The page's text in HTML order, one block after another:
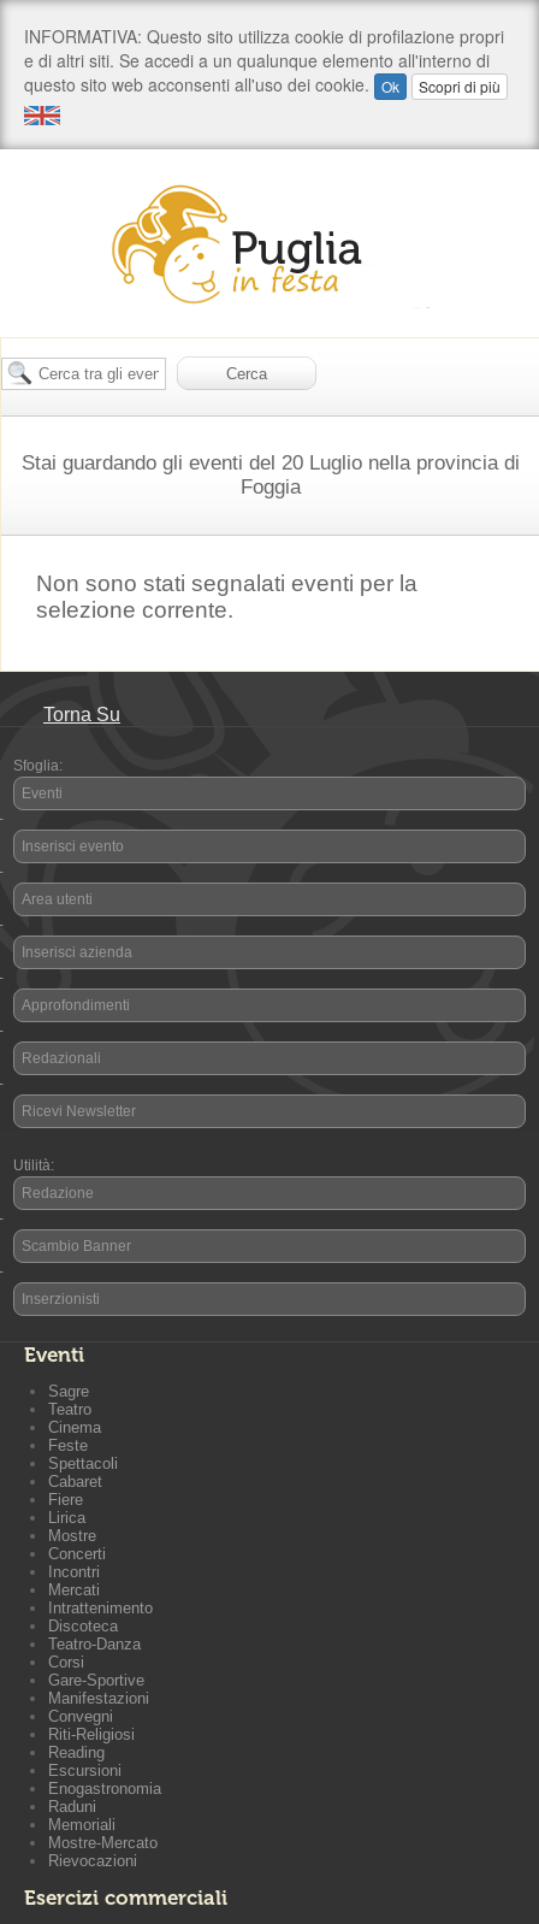
Stai guardando gli eventi del 20 Luglio nella provincia di
Foggia
Non sono stati segnalati eventi per la
selezione corrente.
Torna Su
Sfoglia:
Eventi
-
Inserisci evento
-
Area utenti
-
Inserisci azienda
-
Approfondimenti
-
Redazionali
-
Ricevi Newsletter
Utilità:
Redazione
-
Scambio Banner
-
Inserzionisti
Eventi
Sagre
Teatro
Cinema
Feste
Spettacoli
Cabaret
Fiere
Lirica
Mostre
Concerti
Incontri
Mercati
Intrattenimento
Discoteca
Teatro-Danza
Corsi
Gare-Sportive
Manifestazioni
Convegni
Riti-Religiosi
Reading
Escursioni
Enogastronomia
Raduni
Memoriali
Mostre-Mercato
Rievocazioni
Esercizi commerciali